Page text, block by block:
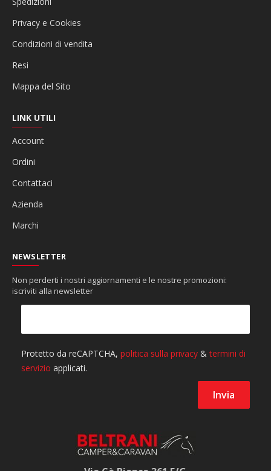
Privacy e Cookies
Condizioni di vendita
Resi
Mappa del Sito
LINK UTILI
Account
Ordini
Contattaci
Azienda
Marchi
NEWSLETTER
Non perderti i nostri aggiornamenti e le nostre promozioni:
iscriviti alla newsletter